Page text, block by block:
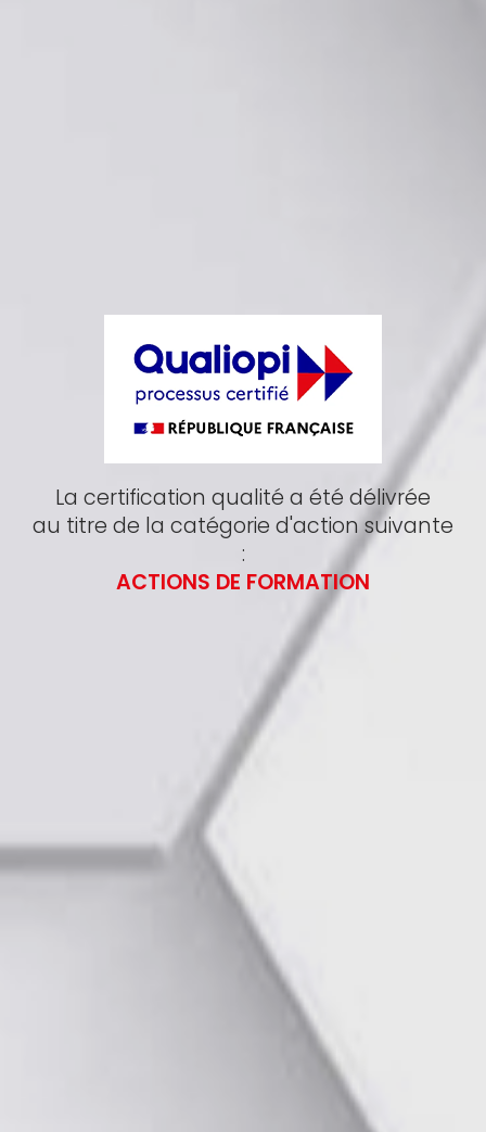
La certification qualité a été délivrée
au titre de la catégorie d'action suivante
:
ACTIONS DE FORMATION